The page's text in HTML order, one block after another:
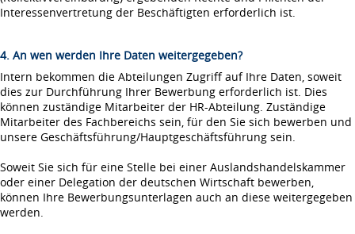
Interessenvertretung der Beschäftigten erforderlich ist.
4. An wen werden Ihre Daten weitergegeben?
Intern bekommen die Abteilungen Zugriff auf Ihre Daten, soweit
dies zur Durchführung Ihrer Bewerbung erforderlich ist. Dies
können zuständige Mitarbeiter der HR-Abteilung. Zuständige
Mitarbeiter des Fachbereichs sein, für den Sie sich bewerben und
unsere Geschäftsführung/Hauptgeschäftsführung sein.
Soweit Sie sich für eine Stelle bei einer Auslandshandelskammer
oder einer Delegation der deutschen Wirtschaft bewerben,
können Ihre Bewerbungsunterlagen auch an diese weitergegeben
werden.